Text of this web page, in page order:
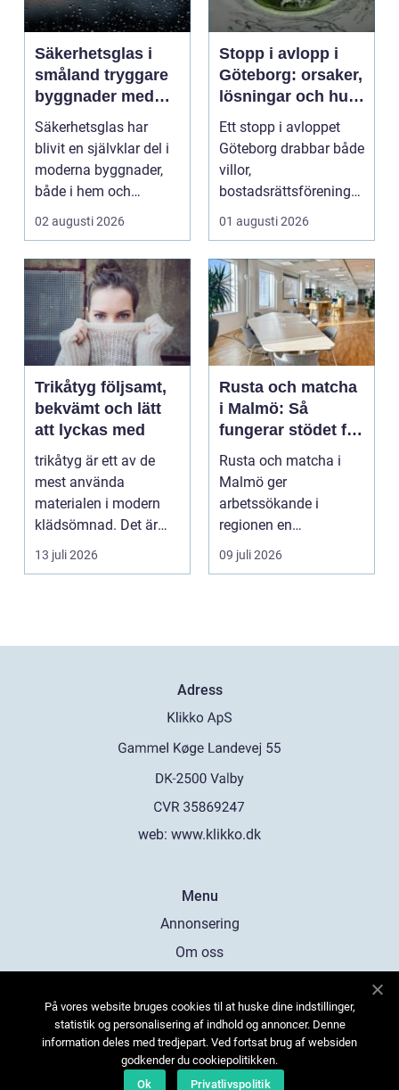
Säkerhetsglas i
småland tryggare
byggnader med
smarta
glaslösningar
Säkerhetsglas har
blivit en självklar del i
moderna byggnader,
både i hem och
offentliga miljöer. I ...
02 augusti 2026
Stopp i avlopp i
Göteborg: orsaker,
lösningar och hur
problem kan
undvikas
Ett stopp i avloppet
Göteborg drabbar både
villor,
bostadsrättsföreningar
och h...
01 augusti 2026
Trikåtyg följsamt,
bekvämt och lätt
att lyckas med
trikåtyg är ett av de
mest använda
materialen i modern
klädsömnad. Det är
mjukt, elastiskt och
formb...
13 juli 2026
Rusta och matcha
i Malmö: Så
fungerar stödet för
dig som söker
jobb
Rusta och matcha i
Malmö ger
arbetssökande i
regionen en
strukturerad och
personlig vä...
09 juli 2026
Adress
web: www.klikko.dk
Menu
Annonsering
Om oss
Kontakta oss
Sitemap
På vores website bruges cookies til at huske dine indstillinger,
statistik og personalisering af indhold og annoncer. Denne
information deles med tredjepart. Ved fortsat brug af websiden
godkender du cookiepolitikken.
Ok
Privatlivspolitik